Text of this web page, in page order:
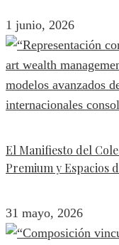
1 junio, 2026
El Manifiesto del
Premium y Espacios
31 mayo, 2026